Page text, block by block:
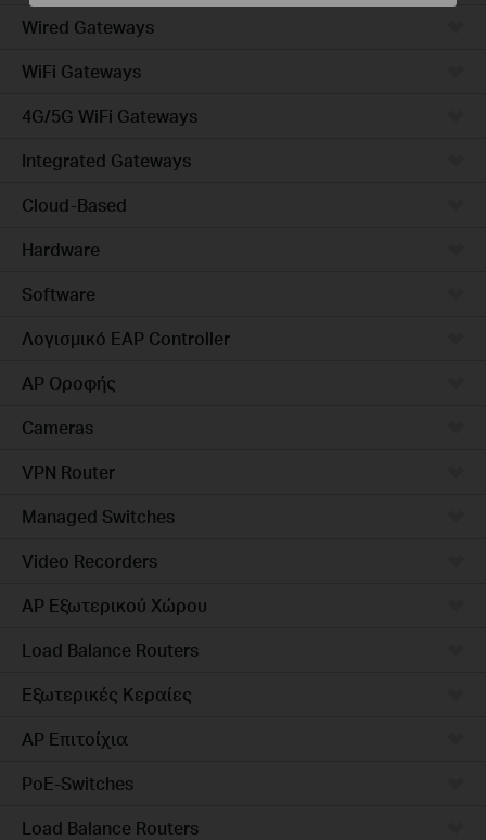
Wired Gateways
WiFi Gateways
4G/5G WiFi Gateways
Integrated Gateways
Cloud-Based
Hardware
Software
Λογισμικό EAP Controller
AP Οροφής
Cameras
VPN Router
Managed Switches
Video Recorders
AP Εξωτερικού Χώρου
Load Balance Routers
Εξωτερικές Κεραίες
AP Επιτοίχια
PoE-Switches
Load Balance Routers